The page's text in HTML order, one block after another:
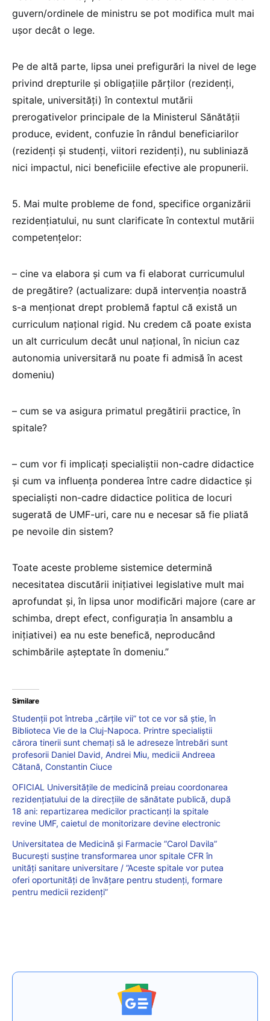
guvern/ordinele de ministru se pot modifica mult mai
ușor decât o lege.
Pe de altă parte, lipsa unei prefigurări la nivel de lege
privind drepturile și obligațiile părților (rezidenți,
spitale, universități) în contextul mutării
prerogativelor principale de la Ministerul Sănătății
produce, evident, confuzie în rândul beneficiarilor
(rezidenți și studenți, viitori rezidenți), nu subliniază
nici impactul, nici beneficiile efective ale propunerii.
5. Mai multe probleme de fond, specifice organizării
rezidențiatului, nu sunt clarificate în contextul mutării
competențelor:
– cine va elabora și cum va fi elaborat curricumulul
de pregătire? (actualizare: după intervenția noastră
s-a menționat drept problemă faptul că există un
curriculum național rigid. Nu credem că poate exista
un alt curriculum decât unul național, în niciun caz
autonomia universitară nu poate fi admisă în acest
domeniu)
– cum se va asigura primatul pregătirii practice, în
spitale?
– cum vor fi implicați specialiștii non-cadre didactice
și cum va influența ponderea între cadre didactice și
specialiști non-cadre didactice politica de locuri
sugerată de UMF-uri, care nu e necesar să fie pliată
pe nevoile din sistem?
Toate aceste probleme sistemice determină
necesitatea discutării inițiativei legislative mult mai
aprofundat și, în lipsa unor modificări majore (care ar
schimba, drept efect, configurația în ansamblu a
inițiativei) ea nu este benefică, neproducând
schimbările așteptate în domeniu.”
Similare
Studenții pot întreba „cărțile vii” tot ce vor să știe, în
Biblioteca Vie de la Cluj-Napoca. Printre specialiștii
cărora tinerii sunt chemați să le adreseze întrebări sunt
profesorii Daniel David, Andrei Miu, medicii Andreea
Cătană, Constantin Ciuce
OFICIAL Universitățile de medicină preiau coordonarea
rezidențiatului de la direcțiile de sănătate publică, după
18 ani: repartizarea medicilor practicanți la spitale
revine UMF, caietul de monitorizare devine electronic
Universitatea de Medicină şi Farmacie ”Carol Davila”
Bucureşti susţine transformarea unor spitale CFR în
unităţi sanitare universitare / ”Aceste spitale vor putea
oferi oportunităţi de învăţare pentru studenţi, formare
pentru medicii rezidenţi”